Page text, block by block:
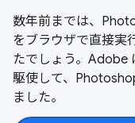
数年前までは、
をブラウザで直接実
たでしょう。Adobe
駆使して、
ました。